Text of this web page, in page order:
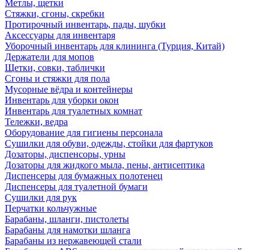
Метлы, щетки
Стяжки, сгоны, скребки
Протирочный инвентарь, пады, шубки
Аксессуары для инвентаря
Уборочный инвентарь для клининга (Турция, Китай)
Держатели для мопов
Щетки, совки, таблички
Сгоны и стяжки для пола
Мусорные вёдра и контейнеры
Инвентарь для уборки окон
Инвентарь для туалетных комнат
Тележки, ведра
Оборудование для гигиены персонала
Сушилки для обуви, одежды, стойки для фартуков
Дозаторы, диспенсоры, урны
Дозаторы для жидкого мыла, пены, антисептика
Диспенсеры для бумажных полотенец
Диспенсеры для туалетной бумаги
Сушилки для рук
Перчатки кольчужные
Барабаны, шланги, пистолеты
Барабаны для намотки шланга
Барабаны из нержавеющей стали